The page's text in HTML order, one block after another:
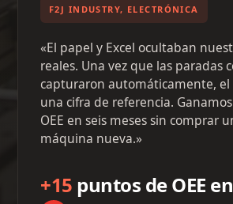
F2J INDUSTRY, ELECTRÓNICA
«El papel y Excel ocultaban
reales. Una vez que las paradas
capturaron automáticamente,
una cifra de referencia.
OEE en seis meses sin comprar
máquina nueva.»
+15 puntos de OEE